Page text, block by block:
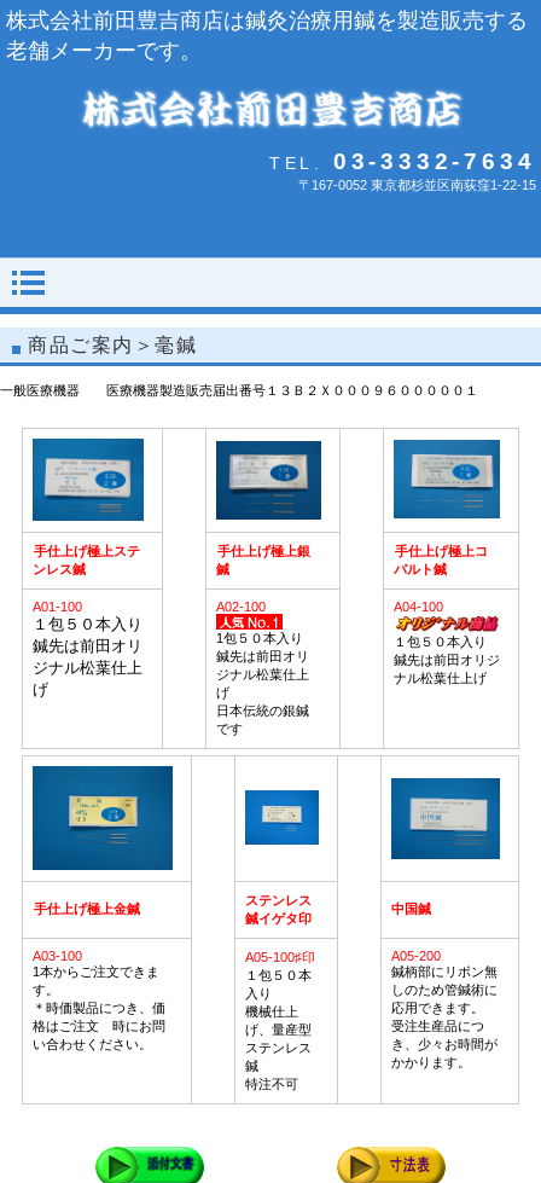
株式会社前田豊吉商店は鍼灸治療用鍼を製造販売する
老舗メーカーです。
TEL. 03-3332-7634
〒167-0052 東京都杉並区南荻窪1-22-15
商品ご案内＞毫鍼
一般医療機器 医療機器製造販売届出番号１３Ｂ２Ｘ０００９６０００００１
手仕上げ極上ステ
ンレス鍼
手仕上げ極上銀
鍼
手仕上げ極上コ
バルト鍼
A01-100
１包５０本入り
鍼先は前田オリ
ジナル松葉仕上
げ
A02-100
1包５０本入り
鍼先は前田オリ
ジナル松葉仕上
げ
日本伝統の銀鍼
です
A04-100
１包５０本入り
鍼先は前田オリジ
ナル松葉仕上げ
手仕上げ極上金鍼
ステンレス
鍼イゲタ印
中国鍼
A03-100
1本からご注文できま
す。
＊時価製品につき、価
格はご注文 時にお問
い合わせください。
A05-100♯印
１包５０本
入り
機械仕上
げ、量産型
ステンレス
鍼
特注不可
A05-200
鍼柄部にリボン無
しのため管鍼術に
応用できます。
受注生産品につ
き、少々お時間が
かかります。